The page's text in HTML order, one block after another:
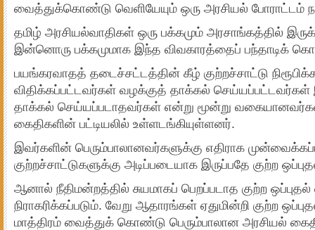
வைத்துக்கொண்டு வெளியேயும் ஒரு அரசியல் போராட்டம்
தமிழ் அரசியல்வாதிகள் ஒரு பக்கமும் அரசாங்கத்தில்
இன்னொரு பக்கமுமாக இந்த விவகாரத்தைப் பந்தாடிக்
பயங்கரவாதத் தடைச்சட்டத்தின் கீழ் குற்றச்சாட்டு
விதிக்கப்பட்டவர்கள் வழக்குத் தாக்கல்
தாக்கல் செய்யப்படாதவர்கள் என்று மூன்று
கைதிகளின் பட்டியலில் உள்ளடங்கியுள்ளனர்.
இவர்களின் பெரும்பாலானவர்களுக்கு எதிராக
குற்றச்சாட்டுகளுக்கு அடிப்படையாக இருப்பதே குற்ற
ஆனால் நீதிமன்றத்தில் சுயமாகப் பெறப்படாத குற்ற ஒப்புதல்
நிராகரிக்கப்படும். வேறு ஆதாரங்கள் ஏதுமின்றி குற்ற
மாத்திரம் வைத்துக் கொண்டு பெரும்பாலான அரசியல்